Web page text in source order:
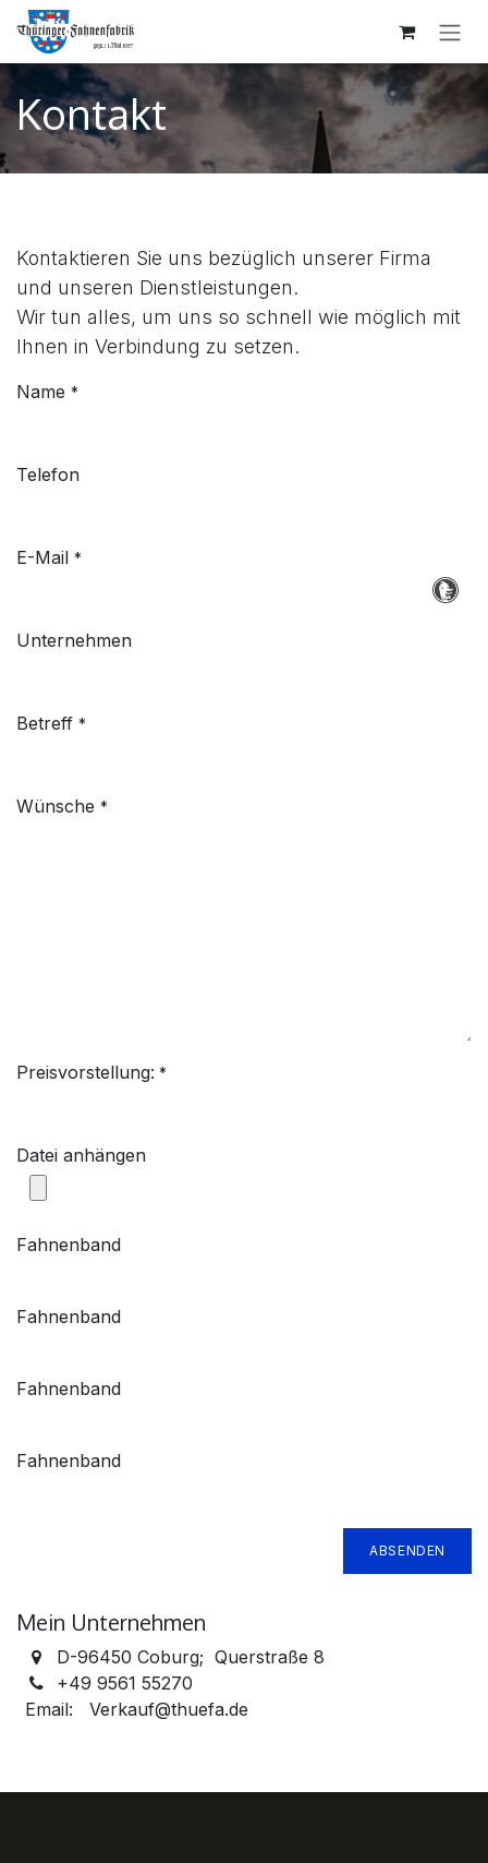
ZUM INHALT SPRINGEN
Kontakt
Kontaktieren Sie uns bezüglich unserer Firma
und unseren Dienstleistungen.
Wir tun alles, um uns so schnell wie möglich mit
Ihnen in Verbindung zu setzen.
Name *
Telefon
E-Mail *
Unternehmen
Betreff *
Wünsche *
Preisvorstellung: *
Datei anhängen
Fahnenband
Fahnenband
Fahnenband
Fahnenband
ABSENDEN
Mein Unternehmen
D-96450 Coburg; Querstraße 8
+49 9561 55270
Email: Verkauf@thuefa.de